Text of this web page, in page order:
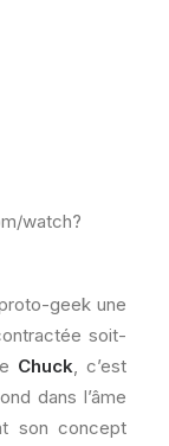
watch?
geek une
soit-
Chuck, c’est
dans l’âme
son concept